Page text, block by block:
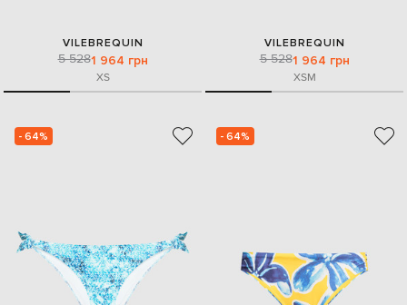
VILEBREQUIN
5 5281 964 грн
XS
VILEBREQUIN
5 5281 964 грн
XSM
- 64% - 64%